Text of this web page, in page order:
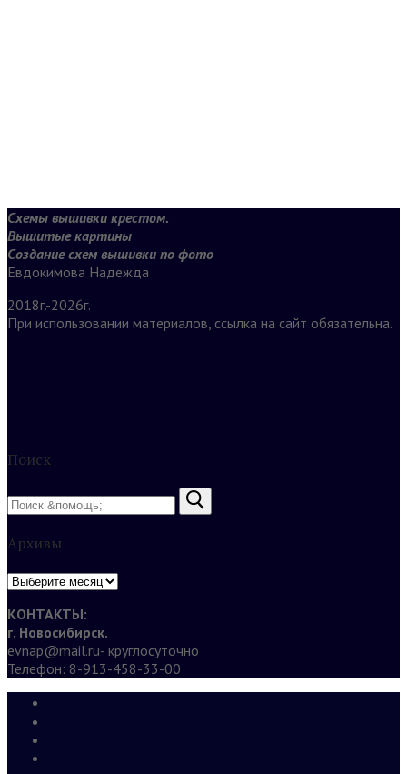
Схемы вышивки крестом.
Вышитые картины
Создание схем вышивки по фото
Евдокимова Надежда
2018г.-2026г.
При использовании материалов, ссылка на сайт обязательна.
Поиск
Найти:
Архивы
Архивы
КОНТАКТЫ:
г. Новосибирск.
evnap@mail.ru- круглосуточно
Телефон: 8-913-458-33-00